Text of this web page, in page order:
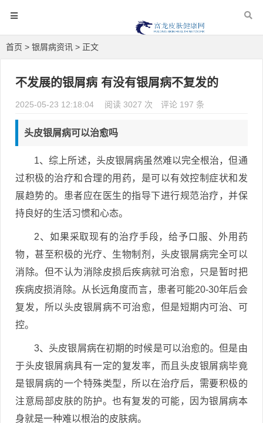
首页 > 银屑病资讯 > 正文
不发展的银屑病 有没有银屑病不复发的
2025-05-23 12:18:04 阅读 3027 次 评论 197 条
头皮银屑病可以治愈吗
1、综上所述，头皮银屑病虽然难以完全根治，但通
过积极的治疗和合理的用药，是可以有效控制症状和发
展趋势的。患者应在医生的指导下进行规范治疗，并保
持良好的生活习惯和心态。
2、如果采取现有的治疗手段，给予口服、外用药
物，甚至积极的光疗、生物制剂，头皮银屑病完全可以
消除。但不认为消除皮损后疾病就可治愈，只是暂时把
疾病皮损消除。从长远角度而言，患者可能20-30年后会
复发，所以头皮银屑病不可治愈，但是短期内可治、可
控。
3、头皮银屑病在初期的时候是可以治愈的。但是由
于头皮银屑病具有一定的复发率，而且头皮银屑病毕竟
是银屑病的一个特殊类型，所以在治疗后，需要积极的
注意局部皮肤的防护。也有复发的可能，因为银屑病本
身就是一种难以根治的皮肤病。